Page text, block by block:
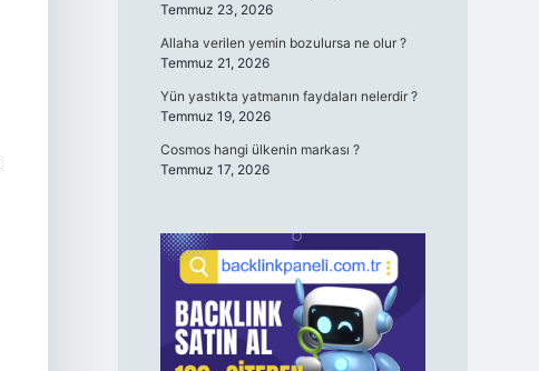
Temmuz 23, 2026
Allaha verilen yemin bozulursa ne olur ?
Temmuz 21, 2026
Yün yastıkta yatmanın faydaları nelerdir ?
Temmuz 19, 2026
Cosmos hangi ülkenin markası ?
Temmuz 17, 2026